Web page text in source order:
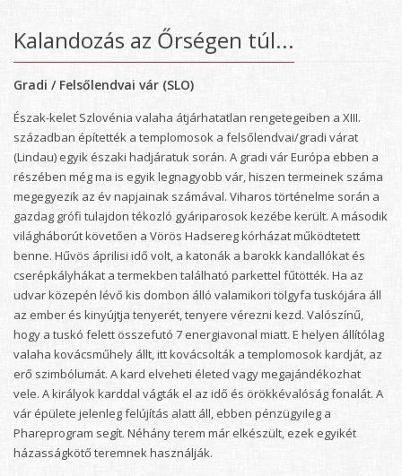
Kalandozás az Őrségen túl...
Gradi / Felsőlendvai vár (SLO)
Észak-kelet Szlovénia valaha átjárhatatlan rengetegeiben a XIII.
században építették a templomosok a felsőlendvai/gradi várat
(Lindau) egyik északi hadjáratuk során. A gradi vár Európa ebben a
részében még ma is egyik legnagyobb vár, hiszen termeinek száma
megegyezik az év napjainak számával. Viharos történelme során a
gazdag grófi tulajdon tékozló gyáriparosok kezébe került. A második
világháborút követően a Vörös Hadsereg kórházat működtetett
benne. Hűvös áprilisi idő volt, a katonák a barokk kandallókat és
cserépkályhákat a termekben található parkettel fűtötték. Ha az
udvar közepén lévő kis dombon álló valamikori tölgyfa tuskójára áll
az ember és kinyújtja tenyerét, tenyere vérezni kezd. Valószínű,
hogy a tuskó felett összefutó 7 energiavonal miatt. E helyen állítólag
valaha kovácsműhely állt, itt kovácsolták a templomosok kardját, az
erő szimbólumát. A kard elveheti életed vagy megajándékozhat
vele. A királyok karddal vágták el az idő és örökkévalóság fonalát. A
vár épülete jelenleg felújítás alatt áll, ebben pénzügyileg a
Phareprogram segít. Néhány terem már elkészült, ezek egyikét
házasságkötő teremnek használják.